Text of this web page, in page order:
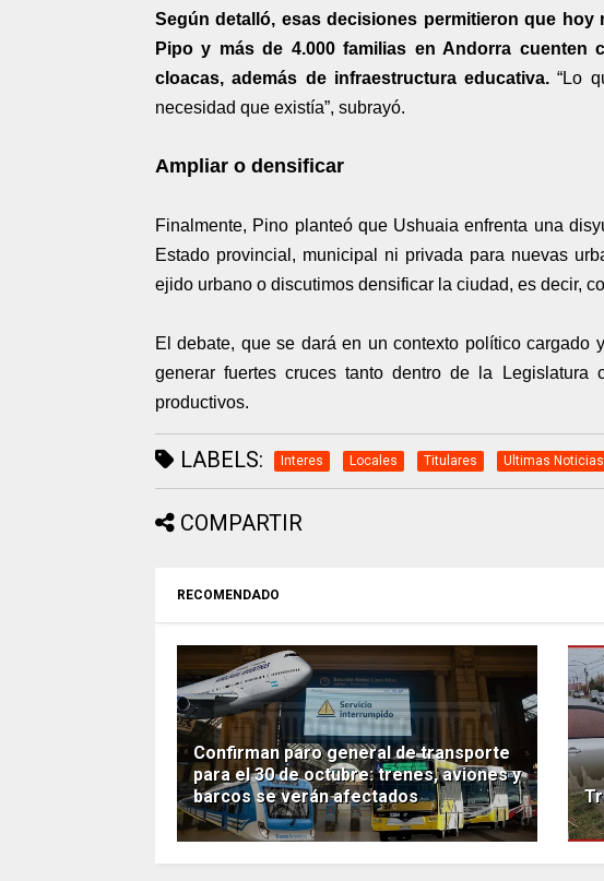
Según detalló, esas decisiones permitieron que hoy
Pipo y más de 4.000 familias en Andorra
cloacas, además de infraestructura educativa.“Lo
necesidad que existía”, subrayó.
Ampliar o densificar
Finalmente, Pino planteó que Ushuaia enfrenta una
Estado provincial, municipal ni privada para nuevas
ejido urbano o discutimos densificar la ciudad, es decir,
El debate, que se dará en un contexto político cargado
generar fuertes cruces tanto dentro de la Legislatura
productivos.
LABELS: Interes Locales Titulares Ultimas Noticias
COMPARTIR
RECOMENDADO
Confirman paro general de transporte
para el 30 de octubre: trenes, aviones y
barcos se verán afectados